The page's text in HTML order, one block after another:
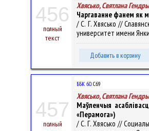
456
полный
текст
Хвясько, Святлана
Чаргаванне фанем як
/ С. Г. Хвясько //
университет имени
Добавить в корзину
457
полный
ББК 60.С69
Хвясько, Святлана
Маўленчыя
«Перамога»)
/ С. Г. Хвясько //